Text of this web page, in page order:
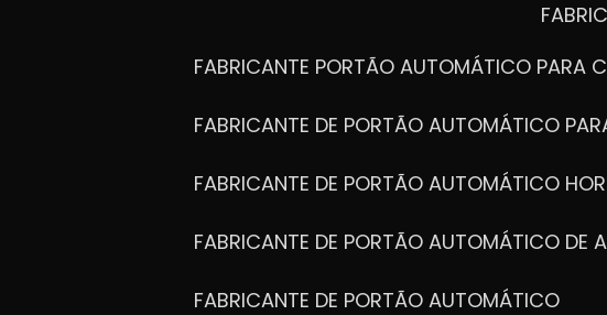
FABRICANTE PORTÃO AUTOMÁTICO PARA
FABRICANTE DE PORTÃO AUTOMÁTICO
FABRICANTE DE PORTÃO AUTOMÁTICO
FABRICANTE DE PORTÃO AUTOMÁTICO DE
FABRICANTE DE PORTÃO AUTOMÁTICO